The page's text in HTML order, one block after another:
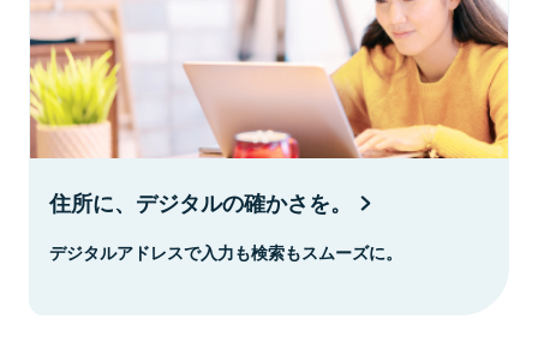
住所に、デジタルの確かさを。
デジタルアドレスで入力も検索もスムーズに。